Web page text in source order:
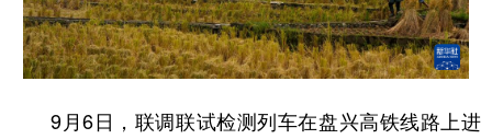
黔南 黔西南
地方频道
9月6日，联调联试检测列车在盘兴高铁线路上进